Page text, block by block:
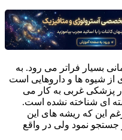
بسیار فراتر می رود. به
از شیوه ها و داروهایی است
پزشکی غربی به کار می
ای شناخته نشده است.
این که ریشه های این
نمود ولی در واقع